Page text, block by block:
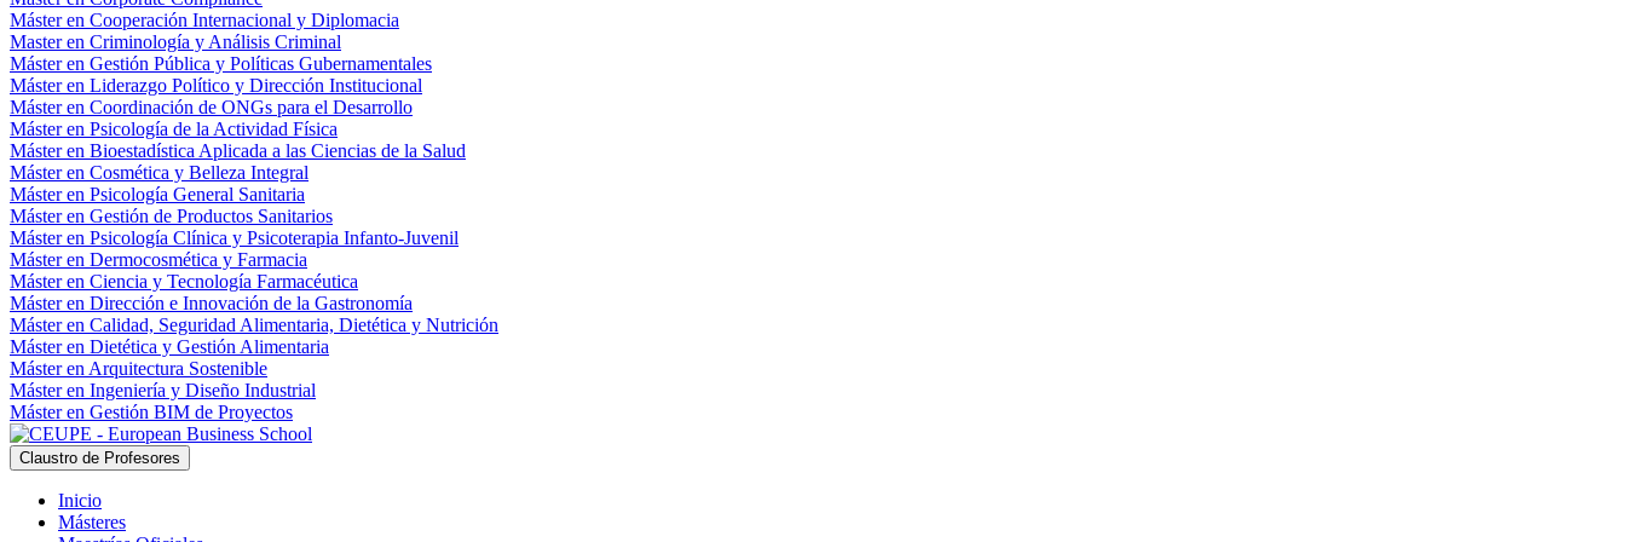
Máster en Cooperación Internacional y Diplomacia
Master en Criminología y Análisis Criminal
Máster en Gestión Pública y Políticas Gubernamentales
Máster en Liderazgo Político y Dirección Institucional
Máster en Coordinación de ONGs para el Desarrollo
Máster en Psicología de la Actividad Física
Máster en Bioestadística Aplicada a las Ciencias de la Salud
Máster en Cosmética y Belleza Integral
Máster en Psicología General Sanitaria
Máster en Gestión de Productos Sanitarios
Máster en Psicología Clínica y Psicoterapia Infanto-Juvenil
Máster en Dermocosmética y Farmacia
Máster en Ciencia y Tecnología Farmacéutica
Máster en Dirección e Innovación de la Gastronomía
Máster en Calidad, Seguridad Alimentaria, Dietética y Nutrición
Máster en Dietética y Gestión Alimentaria
Máster en Arquitectura Sostenible
Máster en Ingeniería y Diseño Industrial
Máster en Gestión BIM de Proyectos
Claustro de Profesores
Inicio
Másteres